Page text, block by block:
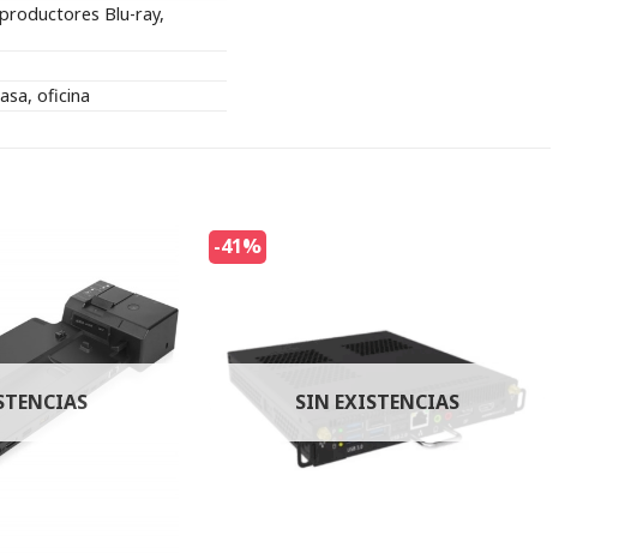
Blu-ray,
oficina
-41%
SIN EXISTENCIAS